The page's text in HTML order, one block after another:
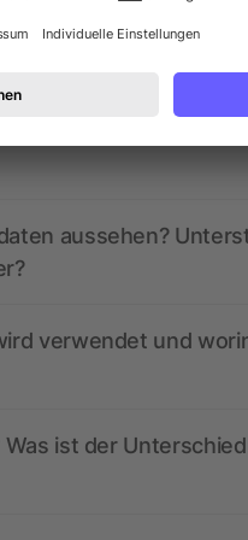
Gutscheincodes?
sehen, wie meine
aussehen?
verwendet und
ist der